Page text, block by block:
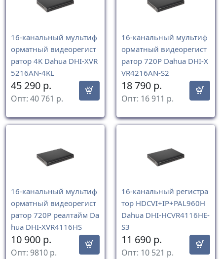
16-канальный мультиф
орматный видеорегист
ратор 4K Dahua DHI-XVR
5216AN-4KL
45 290 р.
Опт: 40 761 р.
16-канальный мультиф
орматный видеорегист
ратор 720P Dahua DHI-X
VR4216AN-S2
18 790 р.
Опт: 16 911 р.
16-канальный мультиф
орматный видеорегист
ратор 720P реалтайм Da
hua DHI-XVR4116HS
10 900 р.
Опт: 9810 р.
16-канальный регистра
тор HDCVI+IP+PAL960H
Dahua DHI-HCVR4116HE-
S3
11 690 р.
Опт: 10 521 р.